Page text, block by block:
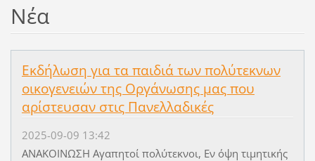
Νέα
Εκδήλωση για τα παιδιά των πολύτεκνων
οικογενειών της Οργάνωσης μας που
αρίστευσαν στις Πανελλαδικές
2025-09-09 13:42
ΑΝΑΚΟΙΝΩΣΗ Αγαπητοί πολύτεκνοι, Εν όψη τιμητικής